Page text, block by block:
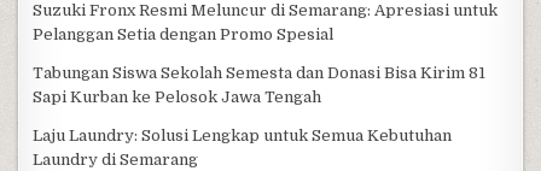
Suzuki Fronx Resmi Meluncur di Semarang: Apresiasi untuk
Pelanggan Setia dengan Promo Spesial
Tabungan Siswa Sekolah Semesta dan Donasi Bisa Kirim 81
Sapi Kurban ke Pelosok Jawa Tengah
Laju Laundry: Solusi Lengkap untuk Semua Kebutuhan
Laundry di Semarang